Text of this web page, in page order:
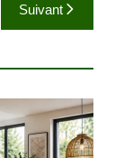
Suivant